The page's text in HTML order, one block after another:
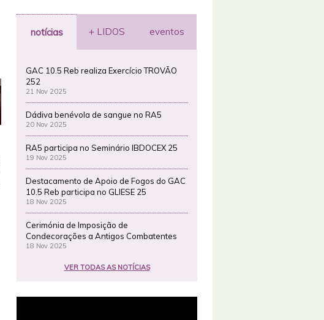
notícias + LIDOS eventos
GAC 10.5 Reb realiza Exercício TROVÃO
252
21 Nov 2025
Dádiva benévola de sangue no RA5
20 Nov 2025
RA5 participa no Seminário IBDOCEX 25
19 Nov 2025
Destacamento de Apoio de Fogos do GAC
10.5 Reb participa no GLIESE 25
18 Nov 2025
Cerimónia de Imposição de
Condecorações a Antigos Combatentes
18 Nov 2025
VER TODAS AS NOTÍCIAS